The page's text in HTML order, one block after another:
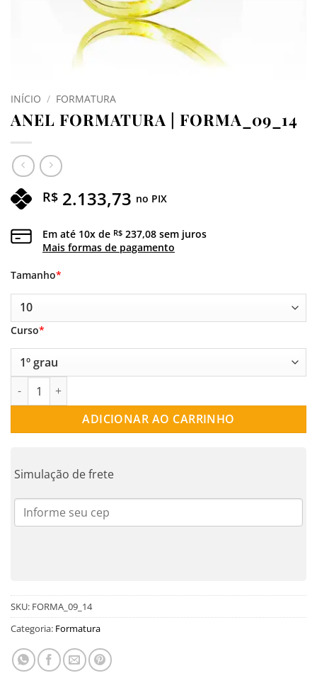
INÍCIO / FORMATURA
ANEL FORMATURA | FORMA_09_14
R$ 2.133,73 no PIX
Em até 10x de R$ 237,08 sem juros
Mais formas de pagamento
*
Tamanho
*
Curso
ANEL FORMATURA | FORMA_09_14 quantidade
ADICIONAR AO CARRINHO
Simulação de frete
SKU: FORMA_09_14
Categoria: Formatura